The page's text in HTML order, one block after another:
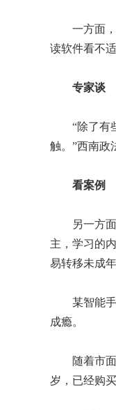
一方面，
读软件看不
专家谈
“除了有些
触。”西南政
看案例
另一方面，
主，学习的
易转移未成
某智能手表
成瘾。
随着市面上
岁，已经购